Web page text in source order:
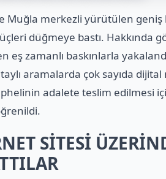
Muğla merkezli yürütülen geniş
düğmeye bastı. Hakkında
eş zamanlı baskınlarla
aramalarda çok sayıda
adalete teslim edilmesi
SİTESİ